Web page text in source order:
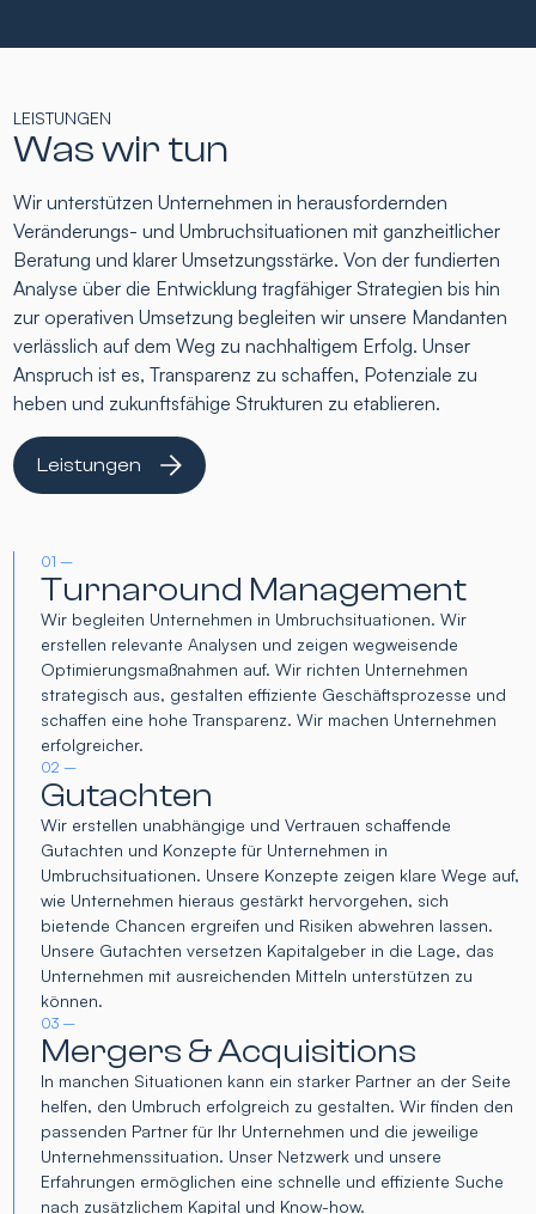
LEISTUNGEN
Was wir tun
Wir unterstützen Unternehmen in herausfordernden
Veränderungs- und Umbruchsituationen mit ganzheitlicher
Beratung und klarer Umsetzungsstärke. Von der fundierten
Analyse über die Entwicklung tragfähiger Strategien bis hin
zur operativen Umsetzung begleiten wir unsere Mandanten
verlässlich auf dem Weg zu nachhaltigem Erfolg. Unser
Anspruch ist es, Transparenz zu schaffen, Potenziale zu
heben und zukunftsfähige Strukturen zu etablieren.
Leistungen
01 –
Turnaround Management
Wir begleiten Unternehmen in Umbruchsituationen. Wir
erstellen relevante Analysen und zeigen wegweisende
Optimierungsmaßnahmen auf. Wir richten Unternehmen
strategisch aus, gestalten effiziente Geschäftsprozesse und
schaffen eine hohe Transparenz. Wir machen Unternehmen
erfolgreicher.
02 –
Gutachten
Wir erstellen unabhängige und Vertrauen schaffende
Gutachten und Konzepte für Unternehmen in
Umbruchsituationen. Unsere Konzepte zeigen klare Wege auf,
wie Unternehmen hieraus gestärkt hervorgehen, sich
bietende Chancen ergreifen und Risiken abwehren lassen.
Unsere Gutachten versetzen Kapitalgeber in die Lage, das
Unternehmen mit ausreichenden Mitteln unterstützen zu
können.
03 –
Mergers & Acquisitions
In manchen Situationen kann ein starker Partner an der Seite
helfen, den Umbruch erfolgreich zu gestalten. Wir finden den
passenden Partner für Ihr Unternehmen und die jeweilige
Unternehmenssituation. Unser Netzwerk und unsere
Erfahrungen ermöglichen eine schnelle und effiziente Suche
nach zusätzlichem Kapital und Know-how.